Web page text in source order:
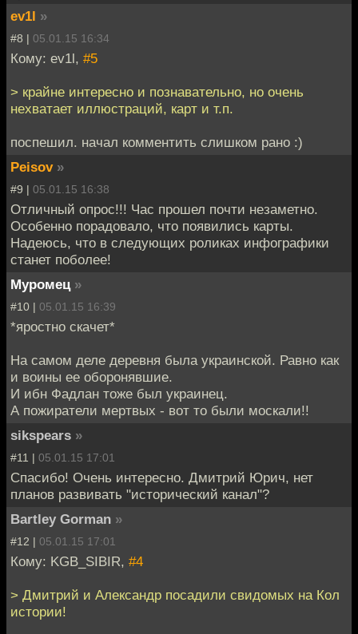
ev1l »
#8 | 05.01.15 16:34
Кому: ev1l, #5
> крайне интересно и познавательно, но очень
нехватает иллюстраций, карт и т.п.
поспешил. начал комментить слишком рано :)
Peisov »
#9 | 05.01.15 16:38
Отличный опрос!!! Час прошел почти незаметно.
Особенно порадовало, что появились карты.
Надеюсь, что в следующих роликах инфографики
станет поболее!
Муромец »
#10 | 05.01.15 16:39
*яростно скачет*
На самом деле деревня была украинской. Равно как
и воины ее оборонявшие.
И ибн Фадлан тоже был украинец.
А пожиратели мертвых - вот то были москали!!
sikspears »
#11 | 05.01.15 17:01
Спасибо! Очень интересно. Дмитрий Юрич, нет
планов развивать "исторический канал"?
Bartley Gorman »
#12 | 05.01.15 17:01
Кому: KGB_SIBIR, #4
> Дмитрий и Александр посадили свидомых на Кол
истории!